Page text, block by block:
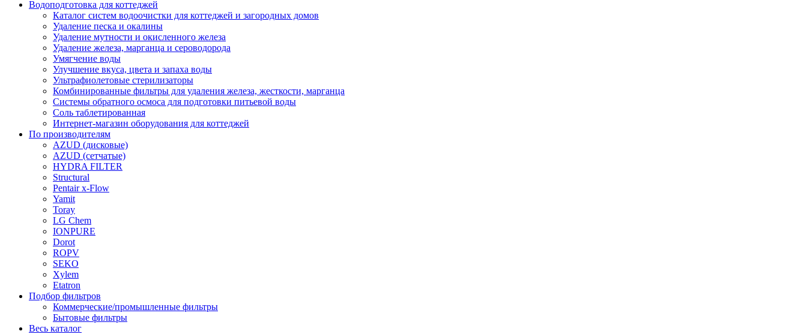
Водоподготовка для коттеджей
Каталог систем водоочистки для коттеджей и загородных домов
Удаление песка и окалины
Удаление мутности и окисленного железа
Удаление железа, марганца и сероводорода
Умягчение воды
Улучшение вкуса, цвета и запаха воды
Ультрафиолетовые стерилизаторы
Комбинированные фильтры для удаления железа, жесткости, марганца
Системы обратного осмоса для подготовки питьевой воды
Соль таблетированная
Интернет-магазин оборудования для коттеджей
По производителям
AZUD (дисковые)
AZUD (сетчатые)
HYDRA FILTER
Structural
Pentair x-Flow
Yamit
Toray
LG Chem
IONPURE
Dorot
ROPV
SEKO
Xylem
Etatron
Подбор фильтров
Коммерческие/промышленные фильтры
Бытовые фильтры
Весь каталог